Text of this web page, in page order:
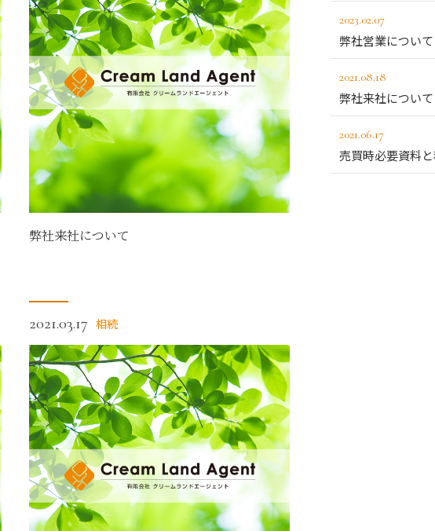
弊社来社について
2021.03.17 相続
2023.02.07
弊社営業について
2021.08.18
弊社来社について
2021.06.17
売買時必要資料